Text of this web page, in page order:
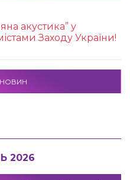
акустика” у
Заходу України!
2026